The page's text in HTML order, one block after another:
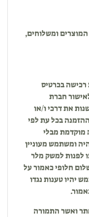
ומשלוחים,
רכישה בכרטיס
חברת
את דרכי ו/או
בכל עת לפי
מוקדמת מבלי
ומשתמש מעוניין
לפנות למשק מלר
חלופי כאמור על
יהיו טענות נגדו
ואשר התמורה